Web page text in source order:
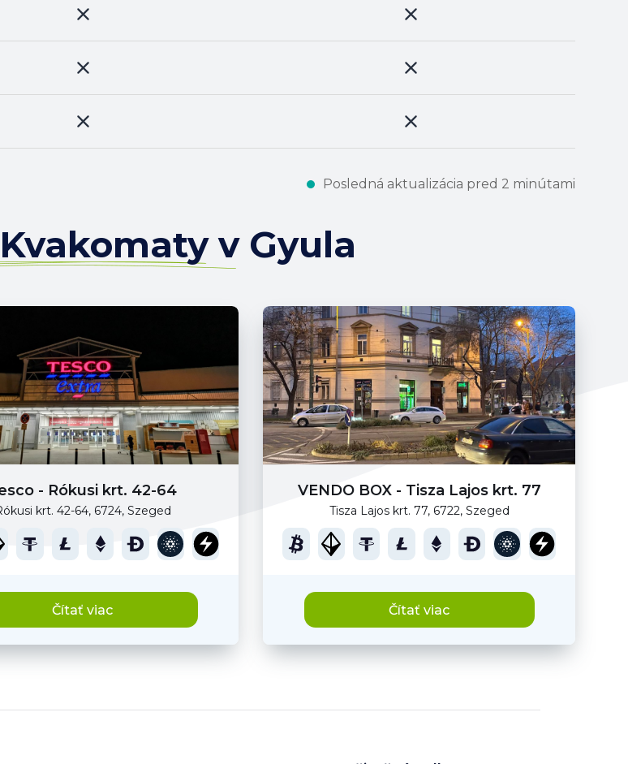
Posledná aktualizácia pred 2 minútami
v Gyula
- Rókusi krt. 42-64
krt. 42-64, 6724, Szeged
Čítať viac
VENDO BOX - Tisza Lajos krt. 77
Tisza Lajos krt. 77, 6722, Szeged
Čítať viac